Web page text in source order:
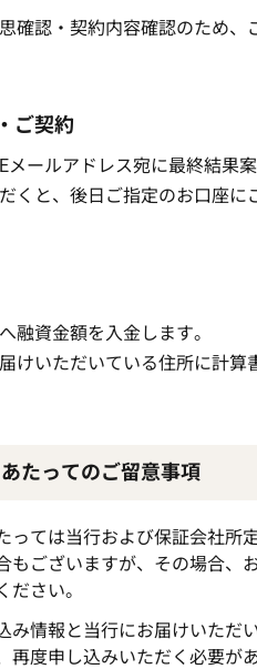
確認・契約内容確認のため、
ご契約
メールアドレス宛に最終結果
くと、後日ご指定のお口座に
融資金額を入金します。
けいただいている住所に計算
たってのご留意事項
っては当行および保証会社所
もございますが、その場合、
ださい。
み情報と当行にお届けいただ
再度申し込みいただく必要が